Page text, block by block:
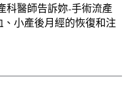
科醫師告訴妳-手術流產
小產後月經的恢復和注